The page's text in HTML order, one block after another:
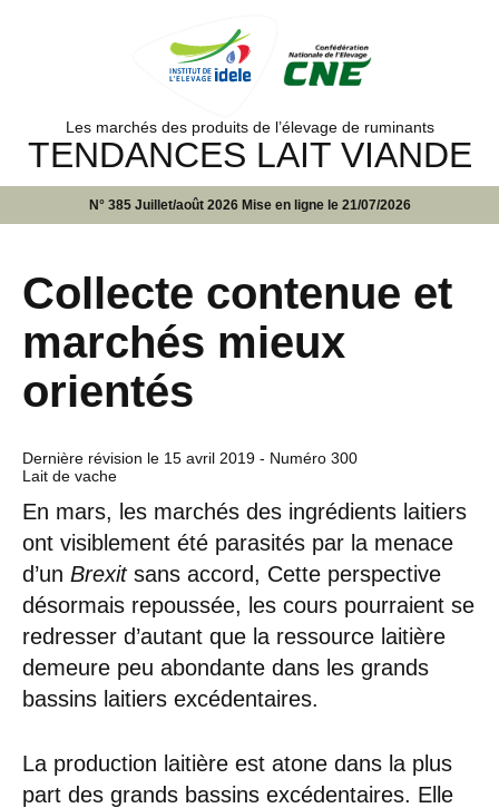
Les marchés des produits de l’élevage de ruminants
TENDANCES LAIT VIANDE
N° 385 Juillet/août 2026 Mise en ligne le 21/07/2026
Collecte contenue et
marchés mieux
orientés
Dernière révision le 15 avril 2019 - Numéro 300
Lait de vache
En mars, les marchés des ingrédients laitiers
ont visiblement été parasités par la menace
d’un Brexitsans accord, Cette perspective
désormais repoussée, les cours pourraient se
redresser d’autant que la ressource laitière
demeure peu abondante dans les grands
bassins laitiers excédentaires.
La production laitière est atone dans la plus
part des grands bassins excédentaires. Elle